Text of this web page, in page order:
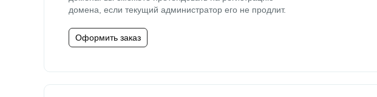
домена, если текущий администратор его не продлит.
Оформить заказ